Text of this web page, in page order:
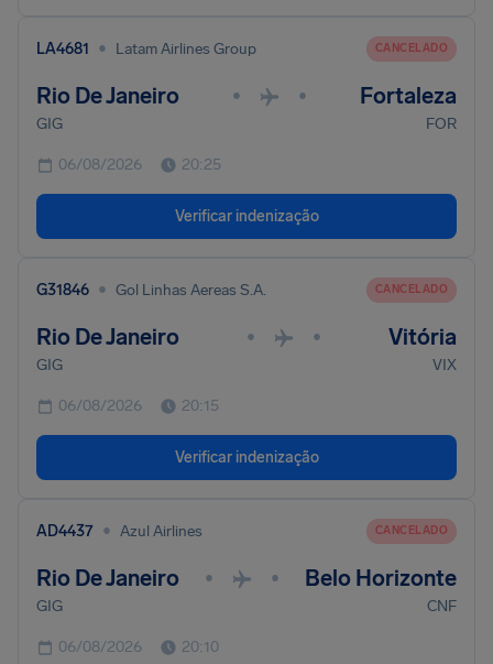
LA4681 • Latam Airlines Group CANCELADO
Rio De Janeiro • • Fortaleza
GIG FOR
06/08/2026 20:25
Verificar indenização
G31846 • Gol Linhas Aereas S.A. CANCELADO
Rio De Janeiro • • Vitória
GIG VIX
06/08/2026 20:15
Verificar indenização
AD4437 • Azul Airlines CANCELADO
Rio De Janeiro • • Belo Horizonte
GIG CNF
06/08/2026 20:10